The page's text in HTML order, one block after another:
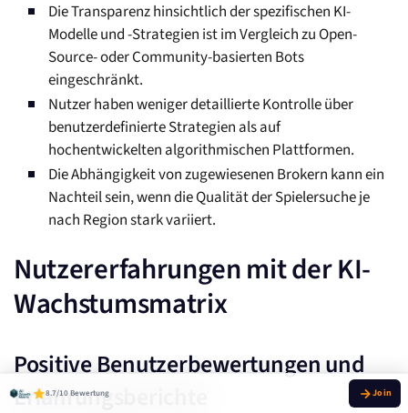
Die Transparenz hinsichtlich der spezifischen KI-
Modelle und -Strategien ist im Vergleich zu Open-
Source- oder Community-basierten Bots
eingeschränkt.
Nutzer haben weniger detaillierte Kontrolle über
benutzerdefinierte Strategien als auf
hochentwickelten algorithmischen Plattformen.
Die Abhängigkeit von zugewiesenen Brokern kann ein
Nachteil sein, wenn die Qualität der Spielersuche je
nach Region stark variiert.
Nutzererfahrungen mit der KI-
Wachstumsmatrix
Positive Benutzerbewertungen und
Erfahrungsberichte
8.7/10 Bewertung